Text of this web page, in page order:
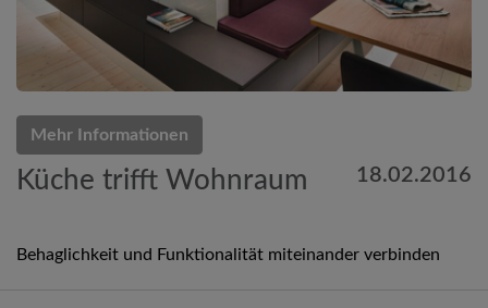
Mehr Informationen
Küche trifft Wohnraum 18.02.2016
Behaglichkeit und Funktionalität miteinander verbinden